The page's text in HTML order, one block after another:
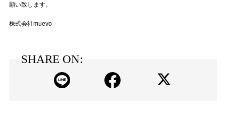
muevoコミュニティ
ぶいクラ！by muevo
ぶいマガ！ by muevo
願い致します。
株式会社muevo
SHARE ON: